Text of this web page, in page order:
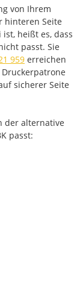
von Ihrem
hinteren Seite
heißt es, dass
passt. Sie
959 erreichen
sicherer Seite
der alternative
passt: